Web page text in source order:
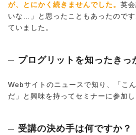
が、とにかく続きませんでした。 英
いな…」と思ったこともあったので
ていました。
プログリットを知ったきっ
Webサイトのニュースで知り、「こ
だ」と興味を持ってセミナーに参加し
受講の決め手は何ですか？